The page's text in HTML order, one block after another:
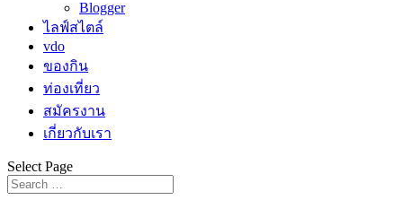
Blogger
ไลฟ์สไตล์
vdo
ของกิน
ท่องเที่ยว
สมัครงาน
เกี่ยวกับเรา
Select Page